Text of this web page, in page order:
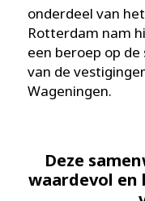
onderdeel van
Rotterdam nam
een beroep op
van de
Wageningen.
Deze
waardevol